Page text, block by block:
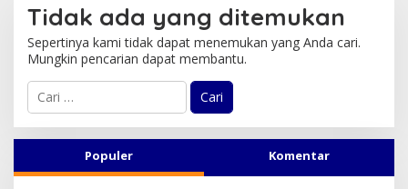
Tidak ada yang ditemukan
Sepertinya kami tidak dapat menemukan yang Anda cari.
Mungkin pencarian dapat membantu.
C
i
n
Populer Komentar